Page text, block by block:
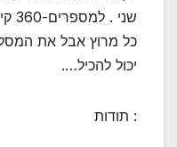
כל מרוץ אבל את
יכול להכיל….
: תודות